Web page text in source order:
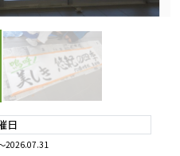
日
2026.07.31